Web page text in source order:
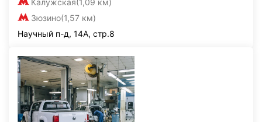
Калужская(1,09 км)
Зюзино(1,57 км)
Научный п-д, 14А, стр.8